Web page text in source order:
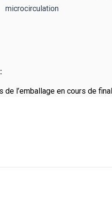
microcirculation
l’emballage en cours de